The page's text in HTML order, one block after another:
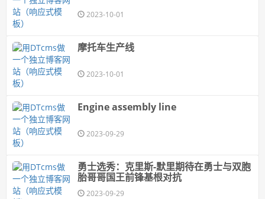
2023-10-01
摩托车生产线
2023-10-01
Engine assembly line
2023-09-29
勇士选秀：克里斯-默里期待在勇士与双胞
胎哥哥国王前锋基根对抗
2023-09-29